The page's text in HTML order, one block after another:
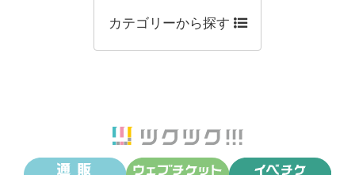
カテゴリーから探す